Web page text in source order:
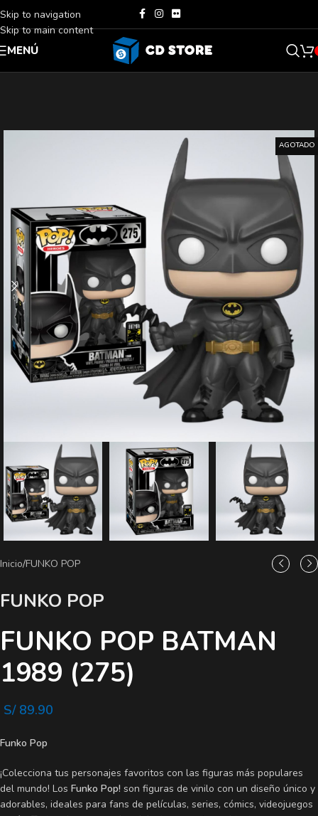
Skip to navigation
Skip to main content
MENÚ
AGOTADO
Inicio/FUNKO POP
FUNKO POP
FUNKO POP BATMAN
1989 (275)
S/89.90
Funko Pop
¡Colecciona tus personajes favoritos con las figuras más populares
del mundo! Los Funko Pop! son figuras de vinilo con un diseño único y
adorables, ideales para fans de películas, series, cómics, videojuegos